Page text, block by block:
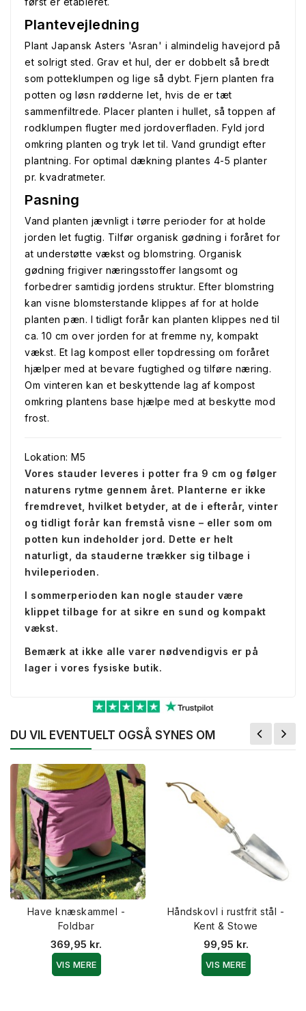
Plantevejledning
Plant Japansk Asters 'Asran' i almindelig havejord på
et solrigt sted. Grav et hul, der er dobbelt så bredt
som potteklumpen og lige så dybt. Fjern planten fra
potten og løsn rødderne let, hvis de er tæt
sammenfiltrede. Placer planten i hullet, så toppen af
rodklumpen flugter med jordoverfladen. Fyld jord
omkring planten og tryk let til. Vand grundigt efter
plantning. For optimal dækning plantes 4-5 planter
pr. kvadratmeter.
Pasning
Vand planten jævnligt i tørre perioder for at holde
jorden let fugtig. Tilfør organisk gødning i foråret for
at understøtte vækst og blomstring. Organisk
gødning frigiver næringsstoffer langsomt og
forbedrer samtidig jordens struktur. Efter blomstring
kan visne blomsterstande klippes af for at holde
planten pæn. I tidligt forår kan planten klippes ned til
ca. 10 cm over jorden for at fremme ny, kompakt
vækst. Et lag kompost eller topdressing om foråret
hjælper med at bevare fugtighed og tilføre næring.
Om vinteren kan et beskyttende lag af kompost
omkring plantens base hjælpe med at beskytte mod
frost.
Lokation: M5
Vores stauder leveres i potter fra 9 cm og følger
naturens rytme gennem året. Planterne er ikke
fremdrevet, hvilket betyder, at de i efterår, vinter
og tidligt forår kan fremstå visne – eller som om
potten kun indeholder jord. Dette er helt
naturligt, da stauderne trækker sig tilbage i
hvileperioden.
I sommerperioden kan nogle stauder være
klippet tilbage for at sikre en sund og kompakt
vækst.
Bemærk at ikke alle varer nødvendigvis er på
lager i vores fysiske butik.
DU VIL EVENTUELT OGSÅ SYNES OM
Have knæskammel -
Foldbar
369,95 kr.
VIS MERE
Håndskovl i rustfrit stål -
Kent & Stowe
99,95 kr.
VIS MERE